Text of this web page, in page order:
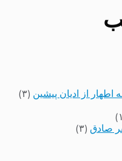
اطهار از ادیان پیشین (۳)
صادق (۳)